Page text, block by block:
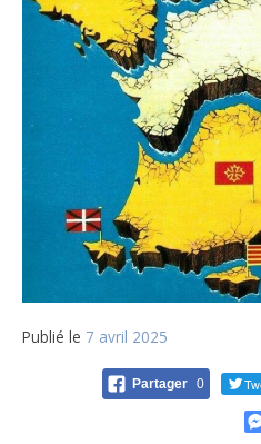
Publié le 7 avril 2025
Partager 0